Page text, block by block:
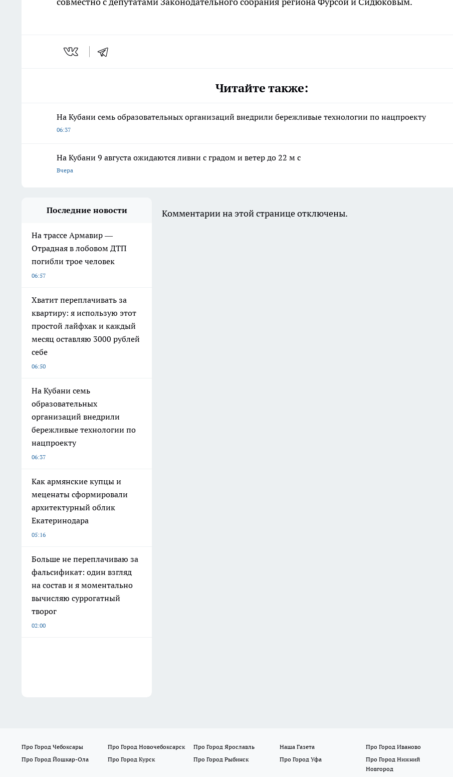
Читайте также:
На Кубани семь образовательных организаций внедрили бережливые технологии по нацпроекту
06:37
На Кубани 9 августа ожидаются ливни с градом и ветер до 22 м с
Вчера
Последние новости
На трассе Армавир —
Отрадная в лобовом ДТП
погибли трое человек
06:57
Хватит переплачивать за
квартиру: я использую этот
простой лайфхак и каждый
месяц оставляю 3000 рублей
себе
06:50
На Кубани семь
образовательных
организаций внедрили
бережливые технологии по
нацпроекту
06:37
Как армянские купцы и
меценаты сформировали
архитектурный облик
Екатеринодара
05:16
Больше не переплачиваю за
фальсификат: один взгляд
на состав и я моментально
вычисляю суррогатный
творог
02:00
Комментарии на этой странице отключены.
Про Город Чебоксары Про Город Новочебоксарск Про Город Ярославль Наша Газета
Про Город Иваново
Про Город Йошкар-Ола
Про Город Курск Про Город Рыбинск Про Город Уфа
Про Город Нижний
Новгород